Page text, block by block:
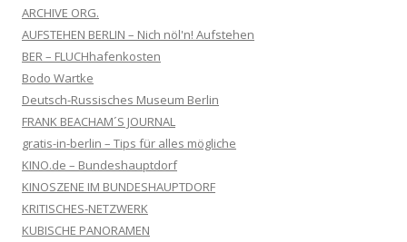
ARCHIVE ORG.
AUFSTEHEN BERLIN – Nich nöl'n! Aufstehen
BER – FLUCHhafenkosten
Bodo Wartke
Deutsch-Russisches Museum Berlin
FRANK BEACHAM´S JOURNAL
gratis-in-berlin – Tips für alles mögliche
KINO.de – Bundeshauptdorf
KINOSZENE IM BUNDESHAUPTDORF
KRITISCHES-NETZWERK
KUBISCHE PANORAMEN